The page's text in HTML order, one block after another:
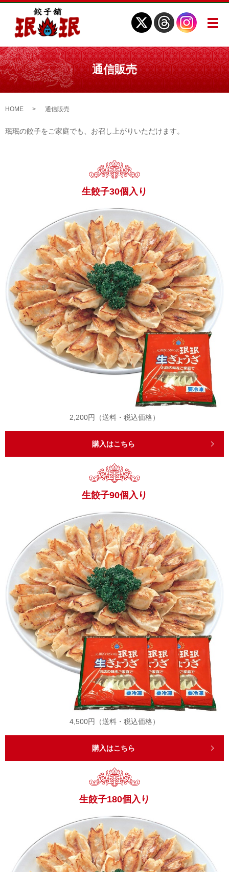
メ
通信販売
HOME 通信販売
珉珉の餃子をご家庭でも、お召し上がりいただけます。
生餃子30個入り
2,200円（送料・税込価格）
購入はこちら
生餃子90個入り
4,500円（送料・税込価格）
購入はこちら
生餃子180個入り